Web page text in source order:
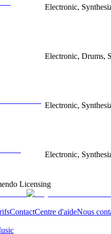
Electronic,
Electronic, Drums,
Electronic,
Electronic,
Licensing
ContactCentre d'aideNous